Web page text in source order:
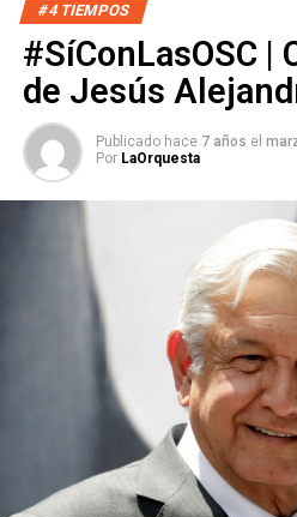
#4 TIEMPOS
#SíConLasOSC |
de Jesús
Publicado hace 7 años el
Por LaOrquesta